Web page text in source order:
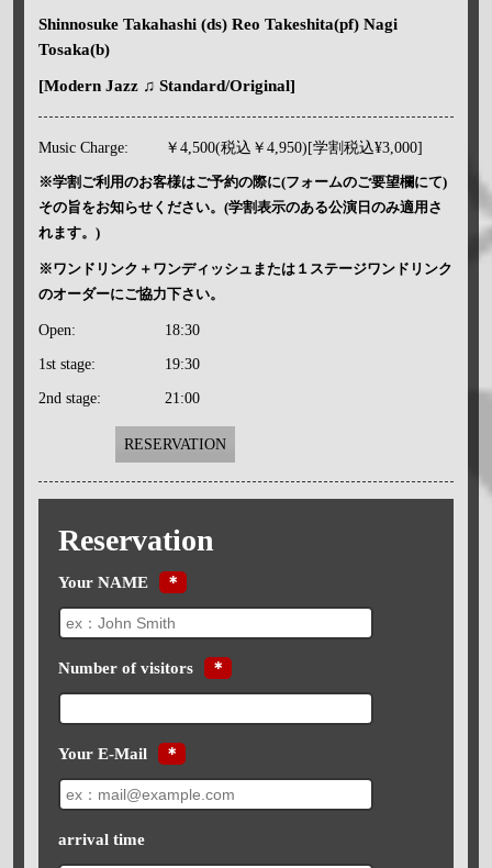
Shinnosuke Takahashi (ds) Reo Takeshita(pf) Nagi
Tosaka(b)
[Modern Jazz ♫ Standard/Original]
Music Charge: ￥4,500(税込￥4,950)[学割税込¥3,000]
※学割ご利用のお客様はご予約の際に(フォームのご要望欄にて)
その旨をお知らせください。(学割表示のある公演日のみ適用さ
れます。)
※ワンドリンク＋ワンディッシュまたは１ステージワンドリンク
のオーダーにご協力下さい。
Open: 18:30
1st stage: 19:30
2nd stage: 21:00
RESERVATION
Reservation
Your NAME ＊
Number of visitors ＊
Your E-Mail ＊
arrival time